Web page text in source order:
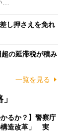
…
し押さえを免れ
の延滞税が積み
一覧を見る
るか？】警察庁
構造改革」 実